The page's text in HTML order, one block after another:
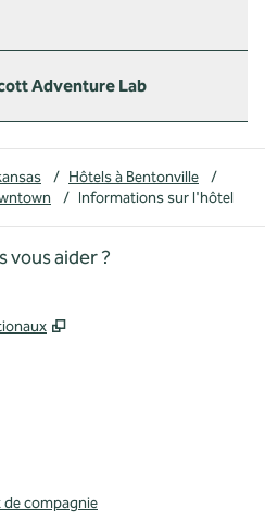
Adventure Lab
/ Hôtels à Bentonville
/
/ Informations sur l'hôtel
vous aider ?
,
de compagnie